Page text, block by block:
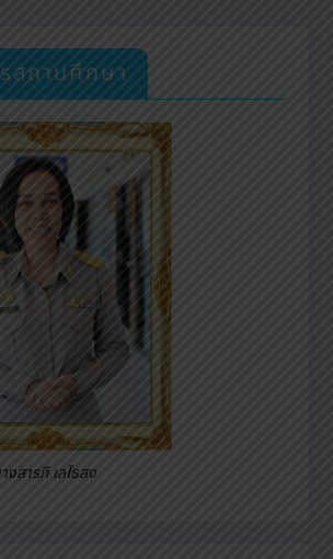
สถานศึกษา
งสารภี เลไธสง